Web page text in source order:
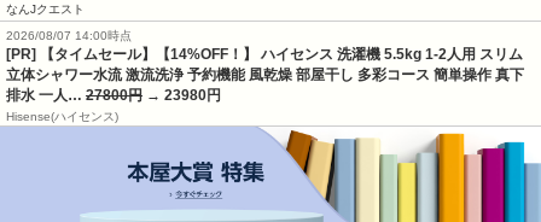
なんJクエスト
2026/08/07 14:00時点
[PR] 【タイムセール】【14%OFF！】 ハイセンス 洗濯機 5.5kg 1-2人用 スリム
立体シャワー水流 激流洗浄 予約機能 風乾燥 部屋干し 多彩コース 簡単操作 真下
排水 一人… 27800円 → 23980円
Hisense(ハイセンス)